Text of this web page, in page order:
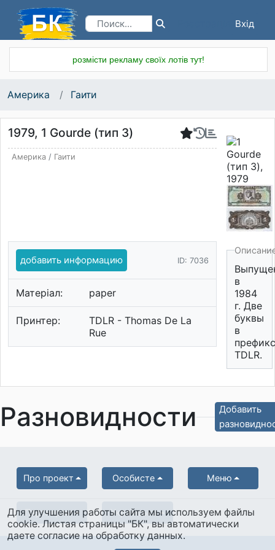
Вхід
розмісти рекламу своїх лотів тут!
Америка Гаити
1979, 1 Gourde (тип 3)
Америка/ Гаити
добавить информацию ID: 7036
Матеріал: paper
Принтер:
TDLR - Thomas De La
Rue
в
1984
г. Две
буквы
в
TDLR.
Разновидности
Добавить
Про проект Особисте Меню
Партнерам Українська
Для улучшения работы сайта мы используем файлы
cookie. Листая страницы "БК", вы автоматически
даете согласие на обработку данных.